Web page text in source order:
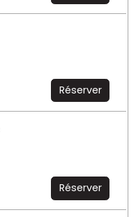
Réserver
Réserver